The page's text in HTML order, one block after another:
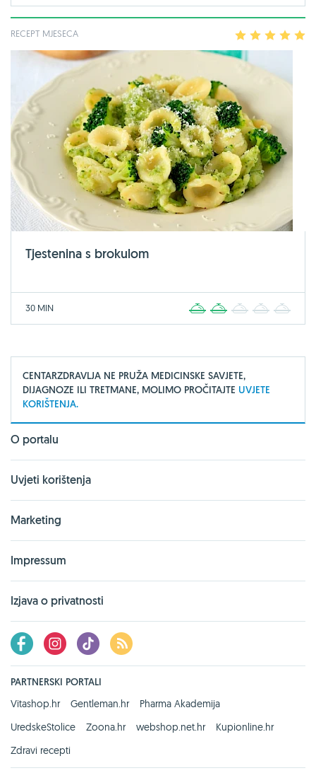
RECEPT MJESECA 2 3 4
Tjestenina s brokulom
30 MIN 2 3 4
CENTARZDRAVLJA NE PRUŽA MEDICINSKE SAVJETE,
DIJAGNOZE ILI TRETMANE, MOLIMO PROČITAJTE UVJETE
KORIŠTENJA.
O portalu
Uvjeti korištenja
Marketing
Impressum
Izjava o privatnosti
PARTNERSKI PORTALI
Vitashop.hr
Gentleman.hr
Pharma Akademija
UredskeStolice
Zoona.hr webshop.net.hr
Kupionline.hr
Zdravi recepti